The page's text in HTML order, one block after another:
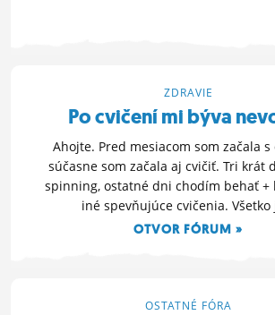
ZDRAVIE
Po cvičení mi býva
Ahojte. Pred mesiacom som začala
súčasne som začala aj cvičiť. Tri krát
spinning, ostatné dni chodím behať +
iné spevňujúce cvičenia. Všetko
OTVOR FÓRUM »
OSTATNÉ FÓRA